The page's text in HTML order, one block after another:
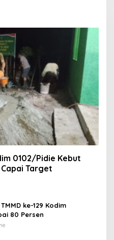
0102/Pidie Kebut
Target
ke-129 Kodim
80 Persen